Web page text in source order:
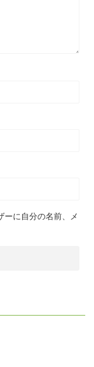
ーに自分の名前、メ